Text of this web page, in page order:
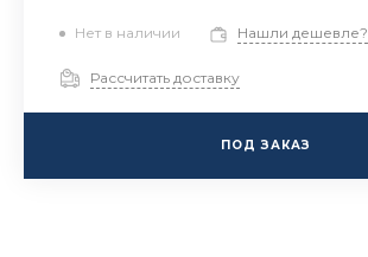
Нет в наличии Нашли дешевле?
Рассчитать доставку
ПОД ЗАКАЗ